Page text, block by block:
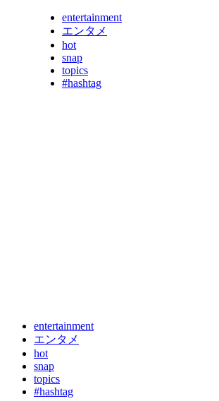
entertainment
エンタメ
hot
snap
topics
#hashtag
entertainment
エンタメ
hot
snap
topics
#hashtag